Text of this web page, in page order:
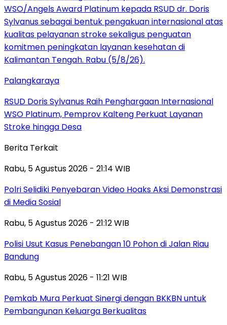
Palangkaraya
RSUD Doris Sylvanus Raih Penghargaan Internasional
WSO Platinum, Pemprov Kalteng Perkuat Layanan
Stroke hingga Desa
Berita Terkait
Rabu, 5 Agustus 2026 - 21:14 WIB
Polri Selidiki Penyebaran Video Hoaks Aksi Demonstrasi
di Media Sosial
Rabu, 5 Agustus 2026 - 21:12 WIB
Polisi Usut Kasus Penebangan 10 Pohon di Jalan Riau
Bandung
Rabu, 5 Agustus 2026 - 11:21 WIB
Pemkab Mura Perkuat Sinergi dengan BKKBN untuk
Pembangunan Keluarga Berkualitas